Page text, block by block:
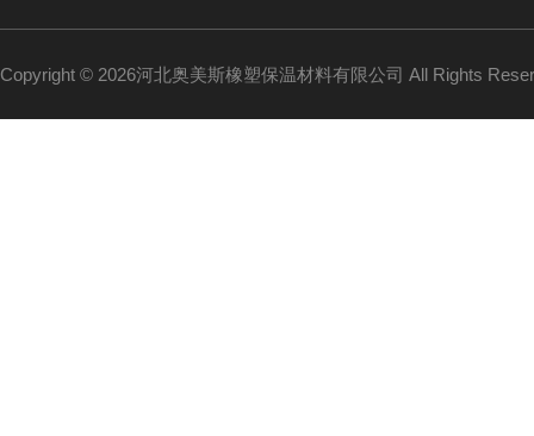
Copyright © 2026河北奥美斯橡塑保温材料有限公司 All Rights